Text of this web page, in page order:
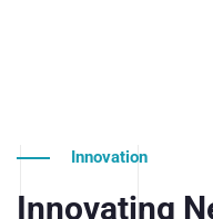
Innovation
Innovating